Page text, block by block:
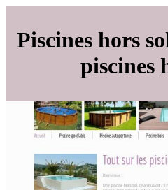
Piscines hors
piscines